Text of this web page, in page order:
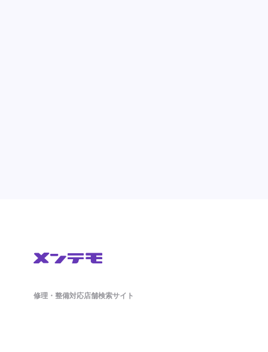
修理・整備対応店舗検索サイト